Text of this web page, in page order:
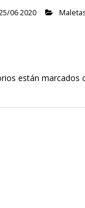
06 2020
están marcados